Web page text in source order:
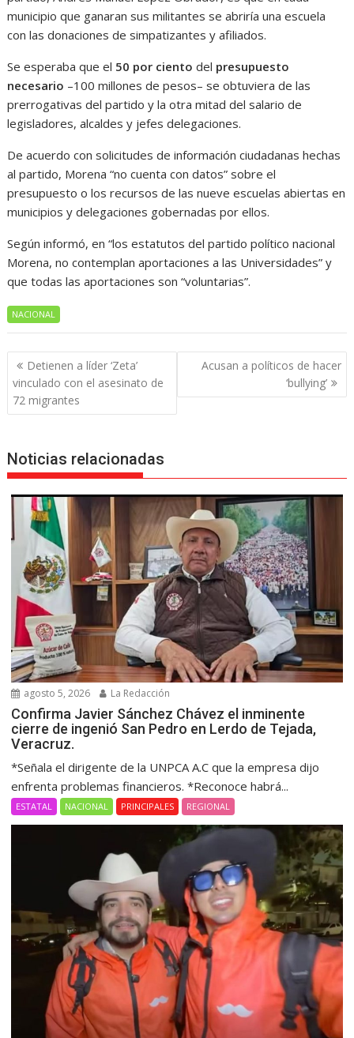
municipio que ganaran sus militantes se abriría una escuela
con las donaciones de simpatizantes y afiliados.
Se esperaba que el 50 por ciento del presupuesto
necesario –100 millones de pesos– se obtuviera de las
prerrogativas del partido y la otra mitad del salario de
legisladores, alcaldes y jefes delegaciones.
De acuerdo con solicitudes de información ciudadanas hechas
al partido, Morena “no cuenta con datos” sobre el
presupuesto o los recursos de las nueve escuelas abiertas en
municipios y delegaciones gobernadas por ellos.
Según informó, en “los estatutos del partido político nacional
Morena, no contemplan aportaciones a las Universidades” y
que todas las aportaciones son “voluntarias”.
NACIONAL
Navegación
de
entradas
Detienen a líder ‘Zeta’
vinculado con el asesinato de
72 migrantes
Acusan a políticos de hacer
‘bullying’
Noticias relacionadas
agosto 5, 2026 La Redacción
Confirma Javier Sánchez Chávez el inminente
cierre de ingenió San Pedro en Lerdo de Tejada,
Veracruz.
*Señala el dirigente de la UNPCA A.C que la empresa dijo
enfrenta problemas financieros. *Reconoce habrá...
ESTATAL NACIONAL PRINCIPALES REGIONAL